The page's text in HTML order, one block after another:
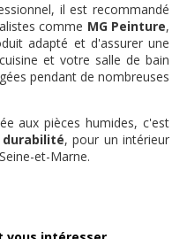
il est recommandé
comme MG Peinture,
adapté et d'assurer une
et votre salle de bain
pendant de nombreuses
aux pièces humides, c'est
, pour un intérieur
et-Marne.